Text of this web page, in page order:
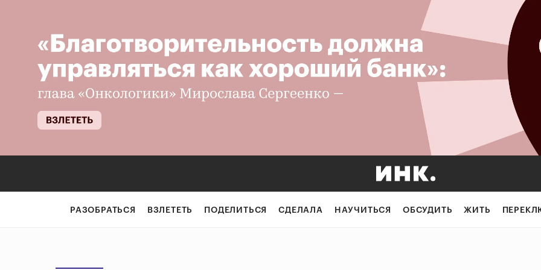
РАЗОБРАТЬСЯ ВЗЛЕТЕТЬ ПОДЕЛИТЬСЯ СДЕЛАЛА НАУЧИТЬСЯ ОБСУДИТЬ ЖИТЬ